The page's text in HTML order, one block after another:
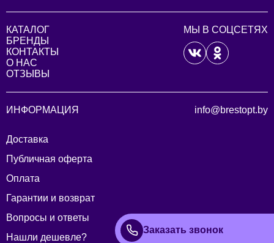
КАТАЛОГ
БРЕНДЫ
КОНТАКТЫ
О НАС
ОТЗЫВЫ
МЫ В СОЦСЕТЯХ
ИНФОРМАЦИЯ
Доставка
Публичная оферта
Оплата
Гарантии и возврат
Вопросы и ответы
Нашли дешевле?
info@brestopt.by
Заказать звонок